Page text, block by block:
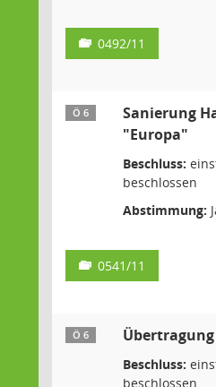
0492/11
Ö 6
Sanierung
"Europa"
Beschluss:
beschlossen
Abstimmung:
0541/11
Ö 6
Beschluss:
beschlossen